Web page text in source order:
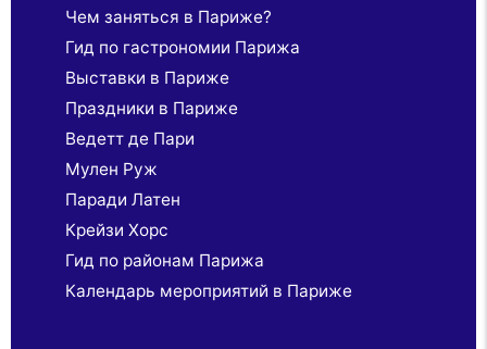
Чем заняться в Париже?
Гид по гастрономии Парижа
Выставки в Париже
Праздники в Париже
Ведетт де Пари
Мулен Руж
Паради Латен
Крейзи Хорс
Гид по районам Парижа
Календарь мероприятий в Париже